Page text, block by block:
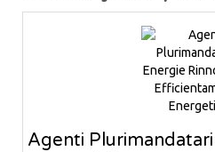
Agenti